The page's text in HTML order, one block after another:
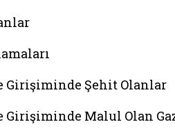
Girişiminde Şehit Olanlar
Girişiminde Malul Olan